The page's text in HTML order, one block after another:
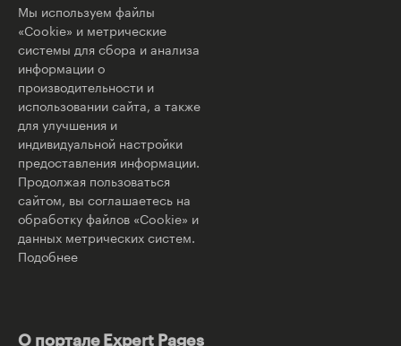
Мы используем файлы
«Cookie» и метрические
системы для сбора и анализа
информации о
производительности и
использовании сайта, а также
для улучшения и
индивидуальной настройки
предоставления информации.
Продолжая пользоваться
сайтом, вы соглашаетесь на
обработку файлов «Cookie» и
данных метрических систем.
Подобнее
О портале Expert Pages